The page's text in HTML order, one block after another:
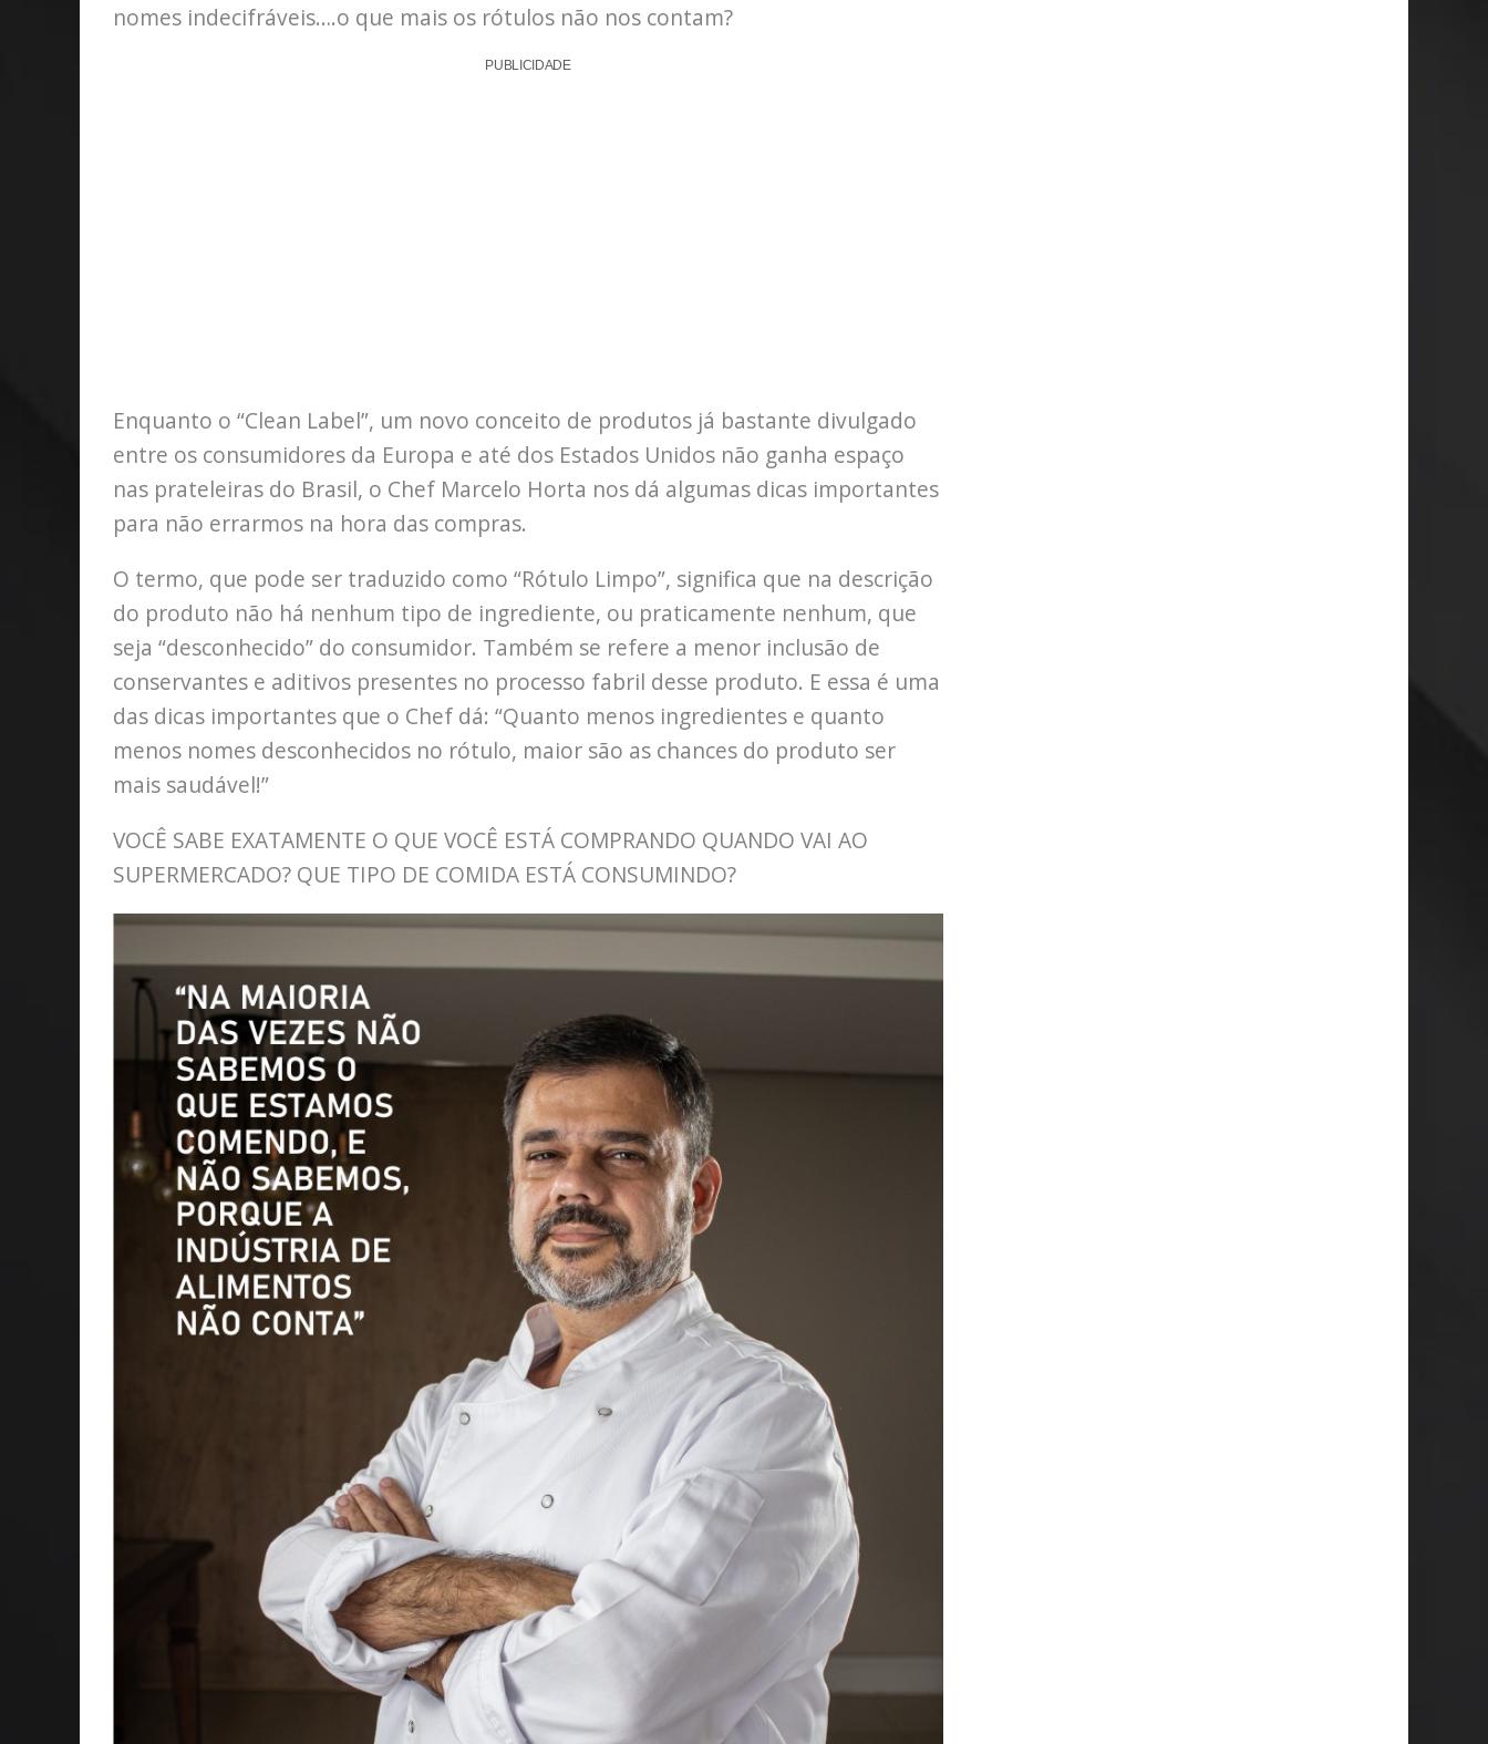
nomes indecifráveis….o que mais os rótulos não nos contam?
PUBLICIDADE
Enquanto o “Clean Label”, um novo conceito de produtos já bastante divulgado
entre os consumidores da Europa e até dos Estados Unidos não ganha espaço
nas prateleiras do Brasil, o Chef Marcelo Horta nos dá algumas dicas importantes
para não errarmos na hora das compras.
O termo, que pode ser traduzido como “Rótulo Limpo”, significa que na descrição
do produto não há nenhum tipo de ingrediente, ou praticamente nenhum, que
seja “desconhecido” do consumidor. Também se refere a menor inclusão de
conservantes e aditivos presentes no processo fabril desse produto. E essa é uma
das dicas importantes que o Chef dá: “Quanto menos ingredientes e quanto
menos nomes desconhecidos no rótulo, maior são as chances do produto ser
mais saudável!”
VOCÊ SABE EXATAMENTE O QUE VOCÊ ESTÁ COMPRANDO QUANDO VAI AO
SUPERMERCADO? QUE TIPO DE COMIDA ESTÁ CONSUMINDO?